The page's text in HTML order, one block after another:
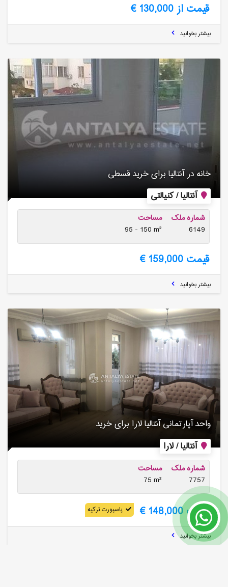
قیمت از 130,000 €
بیشتر بخوانید
آنتالیا / کنیالتی
خانه در آنتالیا برای خرید قسطی
شماره ملک
6149
مساحت
95 - 150 m²
قیمت 159,000 €
بیشتر بخوانید
آنتالیا / لارا
واحد آپارتمانی آنتالیا لارا برای خرید
شماره ملک
7757
مساحت
75 m²
قیمت 148,000 € پاسپورت ترکیه
بیشتر بخوانید